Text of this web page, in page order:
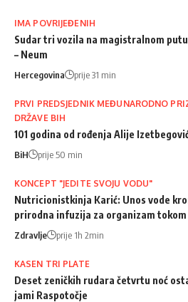
IMA POVRIJEĐENIH
Sudar tri vozila na magistralnom
– Neum
Hercegovina prije 31 min
PRVI PREDSJEDNIK MEĐUNARODNO
DRŽAVE BIH
101 godina od rođenja Alije
BiH prije 50 min
KONCEPT "JEDITE SVOJU VODU"
Nutricionistkinja Karić: Unos vode
prirodna infuzija za organizam tokom
Zdravlje prije 1h 2min
KASEN TRI PLATE
Deset zeničkih rudara četvrtu noć
jami Raspotočje